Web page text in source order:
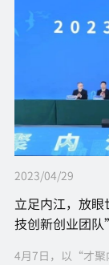
2023/04/29
立足内江，放
技创新创业团队”
4月7日，以“才聚